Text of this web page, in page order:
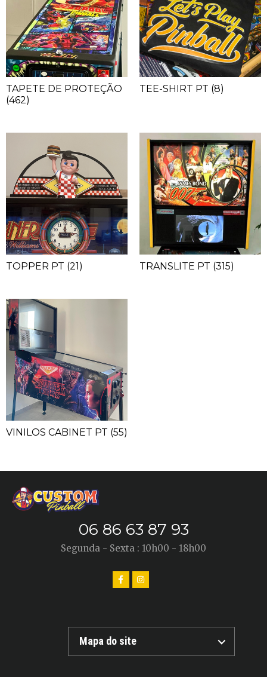
TAPETE DE PROTEÇÃO
(462)
TEE-SHIRT PT (8)
TOPPER PT (21) TRANSLITE PT (315)
VINILOS CABINET PT (55)
06 86 63 87 93
Segunda - Sexta : 10h00 - 18h00
Mapa do site